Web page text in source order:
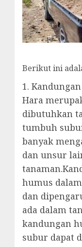
Berikut ini
1.
Hara
dibutuhkan
tumbuh
banyak
dan unsur
humus
dan
ada dalam
kandungan
subur dapat